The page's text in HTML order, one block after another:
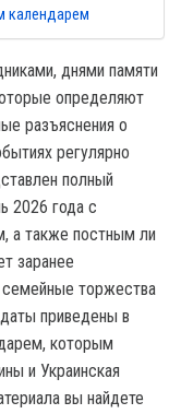
календарем
днями памяти
определяют
разъяснения о
регулярно
полный
2026 года с
а также постным ли
заранее
семейные торжества
приведены в
которым
и Украинская
вы найдете